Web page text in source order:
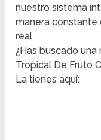
nuestro sistema
manera
real.
¿Has buscado
Tropical De Fruto
La tienes aquí: